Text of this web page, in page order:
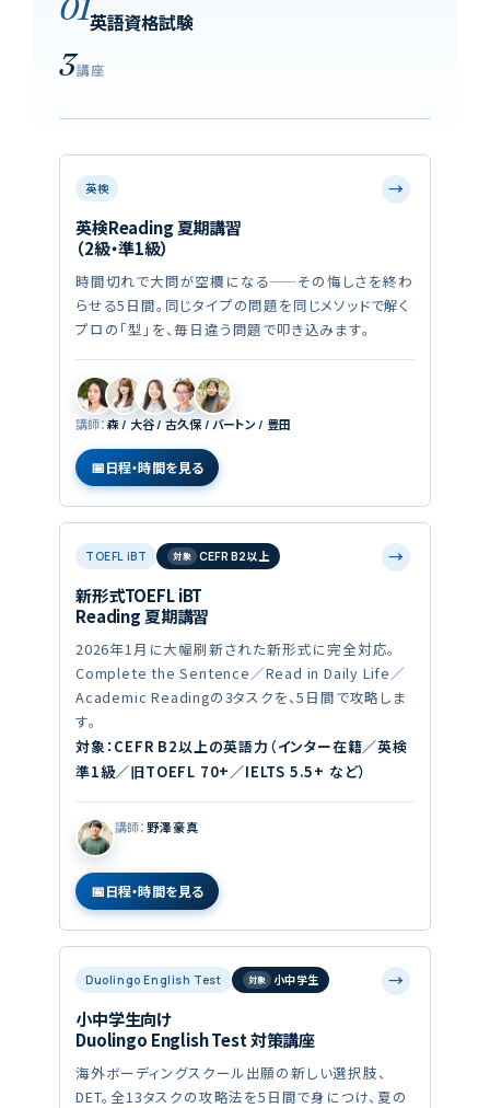
01英語資格試験
3講座
→
英検
英検Reading 夏期講習
（2級・準1級）
時間切れで大問が空欄になる——その悔しさを終わ
らせる5日間。同じタイプの問題を同じメソッドで解く
プロの「型」を、毎日違う問題で叩き込みます。
講師： 森 / 大谷 / 古久保 / バートン / 豊田
日程・時間を見る
→
TOEFL iBT CEFR B2以上
新形式TOEFL iBT
Reading 夏期講習
2026年1月に大幅刷新された新形式に完全対応。
Complete the Sentence／Read in Daily Life／
Academic Readingの3タスクを、5日間で攻略しま
す。
対象：CEFR B2以上の英語力（インター在籍／英検
準1級／旧TOEFL 70+／IELTS 5.5+ など）
講師： 野澤 豪真
日程・時間を見る
→
Duolingo English Test 小中学生
小中学生向け
Duolingo English Test 対策講座
海外ボーディングスクール出願の新しい選択肢、
DET。全13タスクの攻略法を5日間で身につけ、夏の